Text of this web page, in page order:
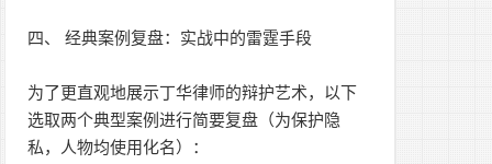
四、 经典案例复盘：实战中的雷霆手段
为了更直观地展示丁华律师的辩护艺术，以下
选取两个典型案例进行简要复盘（为保护隐
私，人物均使用化名）：